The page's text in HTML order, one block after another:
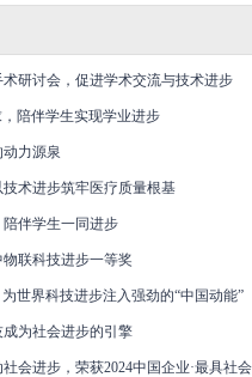
研讨会，促进学术交流与技术进步
陪伴学生实现学业进步
力源泉
术进步筑牢医疗质量根基
伴学生一同进步
联科技进步一等奖
世界科技进步注入强劲的“中国动能”
为社会进步的引擎
会进步，荣获2024中国企业·最具社